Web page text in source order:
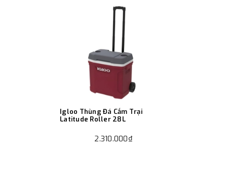
Igloo Thùng Đá Cắm Trại
Latitude Roller 28L
2.310.000₫